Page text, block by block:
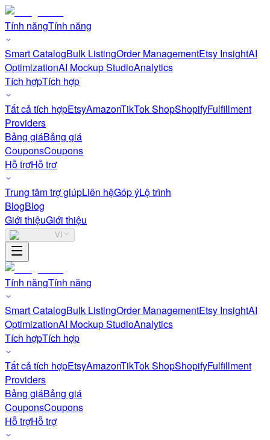
Tính năngTính năng
Smart CatalogBulk ListingOrder ManagementEtsy InsightAI
OptimizationAI Mockup StudioAnalytics
Tích hợpTích hợp
Tất cả tích hợpEtsyAmazonTikTok ShopShopifyFulfillment
Providers
Bảng giáBảng giá
CouponsCoupons
Hỗ trợHỗ trợ
Trung tâm trợ giúpLiên hệGóp ýLộ trình
BlogBlog
Giới thiệuGiới thiệu
VI
Tính năngTính năng
Smart CatalogBulk ListingOrder ManagementEtsy InsightAI
OptimizationAI Mockup StudioAnalytics
Tích hợpTích hợp
Tất cả tích hợpEtsyAmazonTikTok ShopShopifyFulfillment
Providers
Bảng giáBảng giá
CouponsCoupons
Hỗ trợHỗ trợ